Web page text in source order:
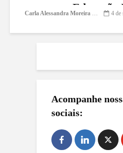
para uma Educação
Carla Alessandra Moreira Damasceno 4 de
Acompanhe
sociais: